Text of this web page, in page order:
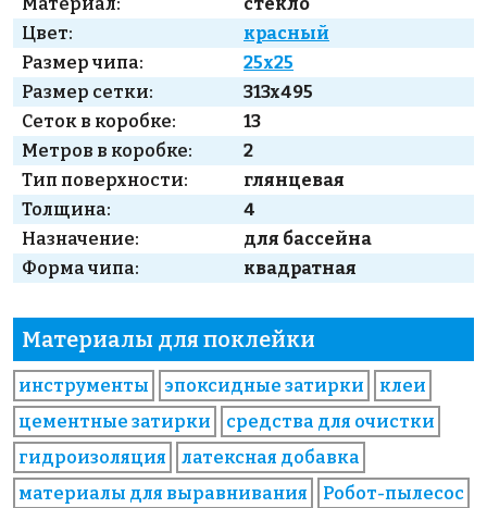
Цвет:
красный
Размер чипа:
25x25
Размер сетки:
313x495
Сеток в коробке:
13
Метров в коробке:
2
Тип поверхности:
глянцевая
Толщина:
4
Назначение:
для бассейна
Форма чипа:
квадратная
Материалы для поклейки
инструменты эпоксидные затирки
клеи
цементные затирки
средства для очистки
гидроизоляция
латексная добавка
материалы для выравнивания
Робот-пылесос